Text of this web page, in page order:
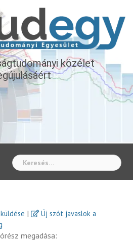
közélet
|
Új szót javaslok a
megadása: